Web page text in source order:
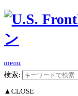
menu
検索:
▲CLOSE